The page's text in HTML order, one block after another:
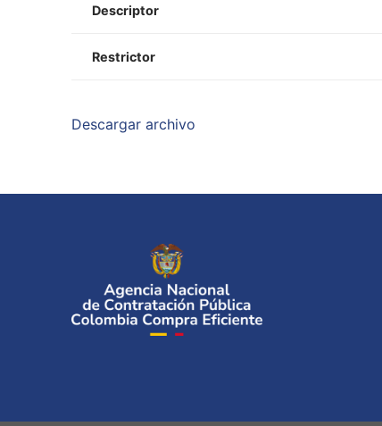
Descriptor
Restrictor
Descargar archivo